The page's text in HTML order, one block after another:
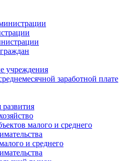
учреждения
заработной плате
развития
малого и среднего
и среднего